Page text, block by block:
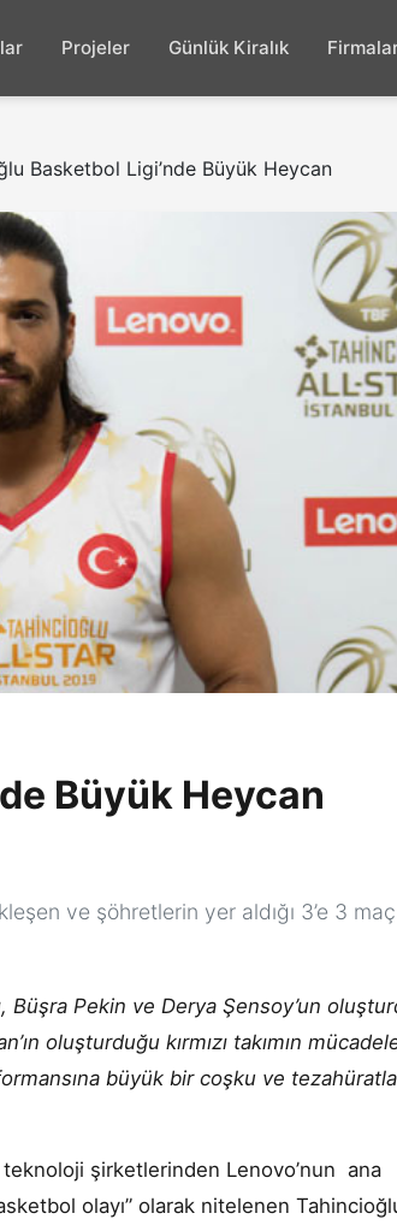
Projeler Günlük Kiralık
Basketbol Ligi’nde Büyük Heycan
Büyük Heycan
ve şöhretlerin yer aldığı 3’e 3 maç
Büşra Pekin ve Derya Şensoy’un
oluşturduğu kırmızı takımın
büyük bir coşku ve
teknoloji şirketlerinden Lenovo’nun ana
olayı” olarak nitelenen